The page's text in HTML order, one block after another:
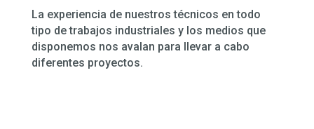
La experiencia de nuestros técnicos en todo
tipo de trabajos industriales y los medios que
disponemos nos avalan para llevar a cabo
diferentes proyectos.